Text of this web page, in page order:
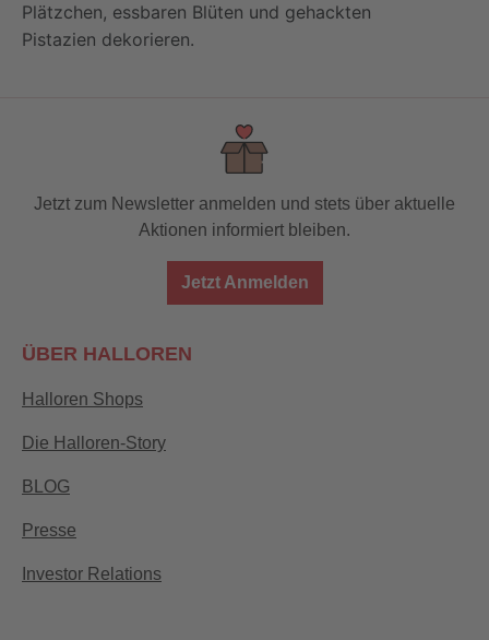
Plätzchen, essbaren Blüten und gehackten
Pistazien dekorieren.
Jetzt zum Newsletter anmelden und stets über aktuelle
Aktionen informiert bleiben.
Jetzt Anmelden
ÜBER HALLOREN
Halloren Shops
Die Halloren-Story
BLOG
Presse
Investor Relations